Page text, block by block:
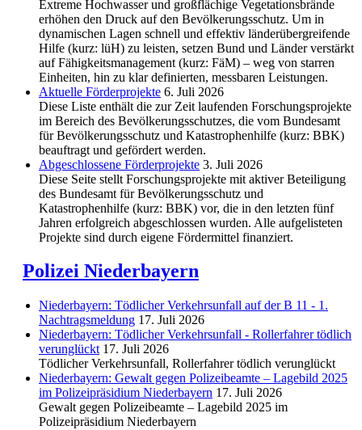
Extreme Hochwasser und großflächige Vegetationsbrände
erhöhen den Druck auf den Bevölkerungsschutz. Um in
dynamischen Lagen schnell und effektiv länderübergreifende
Hilfe (kurz: lüH) zu leisten, setzen Bund und Länder verstärkt
auf Fähigkeitsmanagement (kurz: FäM) – weg von starren
Einheiten, hin zu klar definierten, messbaren Leistungen.
Aktuelle Förderprojekte 6. Juli 2026
Diese Liste enthält die zur Zeit laufenden Forschungsprojekte
im Bereich des Be­völkerungs­schutzes, die vom Bundesamt
für Bevölkerungsschutz und Katastrophenhilfe (kurz: BBK)
beauftragt und gefördert werden.
Abgeschlos­sene Förderprojekte 3. Juli 2026
Diese Seite stellt Forschungsprojekte mit aktiver Beteiligung
des Bundesamt für Bevölkerungsschutz und
Katastrophenhilfe (kurz: BBK) vor, die in den letzten fünf
Jahren erfolgreich abgeschlossen wurden. Alle aufgelisteten
Projekte sind durch eigene Fördermittel finanziert.
Polizei Niederbayern
Niederbayern: Tödlicher Verkehrsunfall auf der B 11 - 1.
Nachtragsmeldung 17. Juli 2026
Niederbayern: Tödlicher Verkehrsunfall - Rollerfahrer tödlich
verunglückt 17. Juli 2026
Tödlicher Verkehrsunfall, Rollerfahrer tödlich verunglückt
Niederbayern: Gewalt gegen Polizeibeamte – Lagebild 2025
im Polizeipräsidium Niederbayern 17. Juli 2026
Gewalt gegen Polizeibeamte – Lagebild 2025 im
Polizeipräsidium Niederbayern